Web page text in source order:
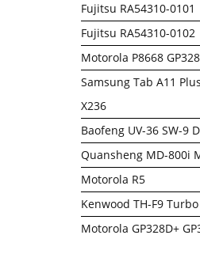
Fujitsu RA54310-0101
Fujitsu RA54310-0102
Motorola P8668
Samsung Tab A11
X236
Baofeng UV-36 SW-9
Quansheng MD-800i
Motorola R5
Kenwood TH-F9 Turbo
Motorola GP328D+